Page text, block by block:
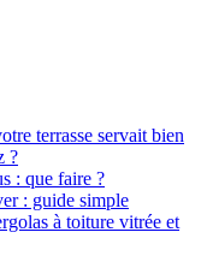
terrasse servait bien
?
: que faire ?
: guide simple
à toiture vitrée et